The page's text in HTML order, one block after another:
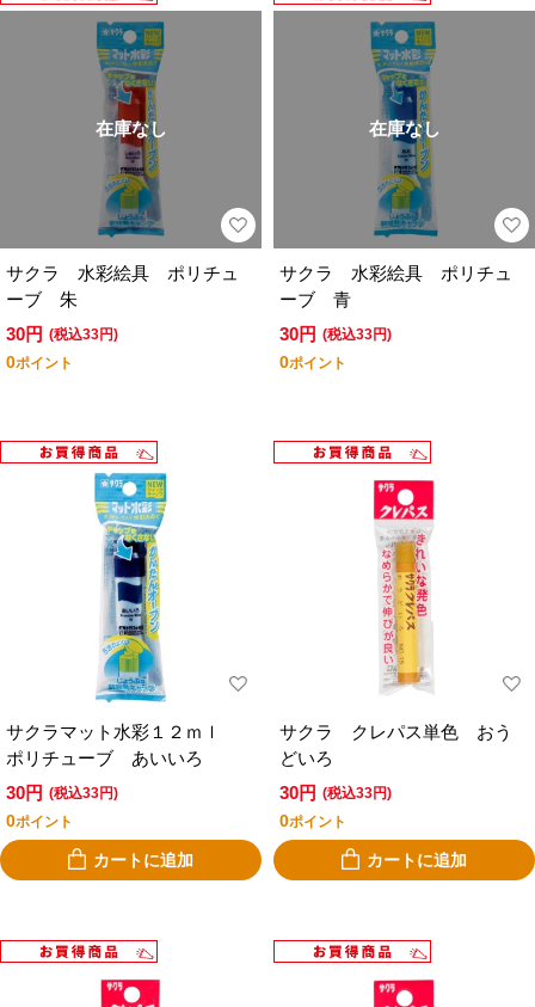
在庫なし
サクラ 水彩絵具 ポリチュ
ーブ 朱
30円 (税込33円)
0ポイント
在庫なし
サクラ 水彩絵具 ポリチュ
ーブ 青
30円 (税込33円)
0ポイント
サクラマット水彩１２ｍｌ
ポリチューブ あいいろ
30円 (税込33円)
0ポイント
カートに追加
サクラ クレパス単色 おう
どいろ
30円 (税込33円)
0ポイント
カートに追加